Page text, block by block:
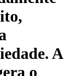
A
o